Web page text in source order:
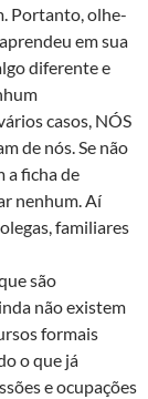
Portanto, olhe-
em sua
diferente e
casos, NÓS
de nós. Se não
a ficha de
nenhum. Aí
familiares
são
não existem
formais
o que já
e ocupações